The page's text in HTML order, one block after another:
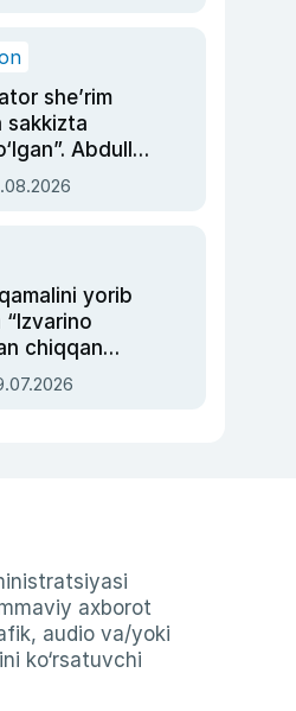
she’rim
sakkizta
Abdulla
asrab
yorib
“Izvarino
chiqqan
— Ukraina
axborot
audio va/yoki
ko‘rsatuvchi